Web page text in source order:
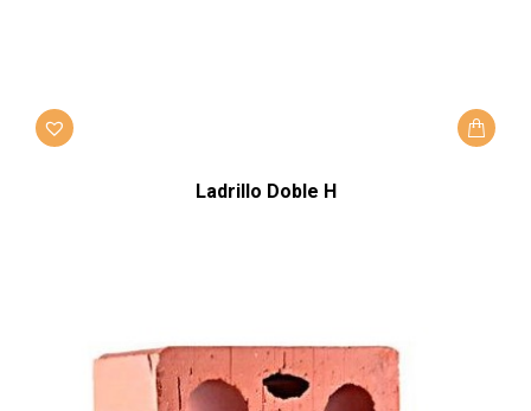
Ladrillo Doble H